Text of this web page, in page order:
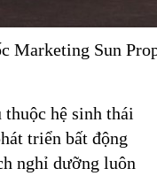
Marketing Sun
hệ sinh thái
triển bất động
nghỉ dưỡng luôn